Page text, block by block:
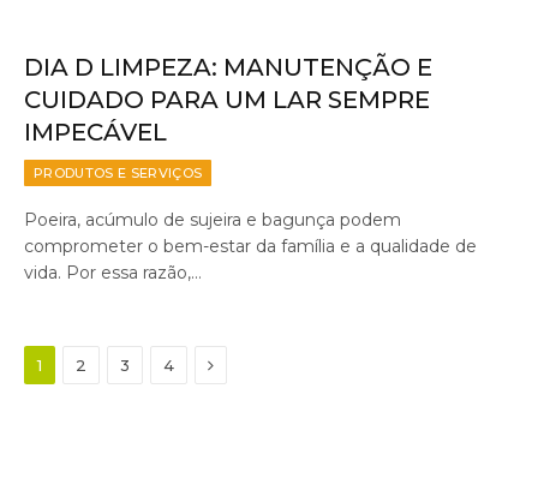
DIA D LIMPEZA: MANUTENÇÃO E
CUIDADO PARA UM LAR SEMPRE
IMPECÁVEL
PRODUTOS E SERVIÇOS
Poeira, acúmulo de sujeira e bagunça podem
comprometer o bem-estar da família e a qualidade de
vida. Por essa razão,…
1 2 3 4 Next